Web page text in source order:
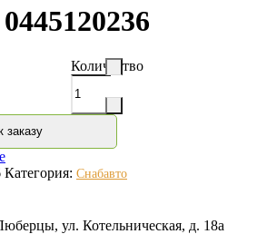
Количество
заказу
Категория: Снабавто
ул. Котельническая, д. 18а